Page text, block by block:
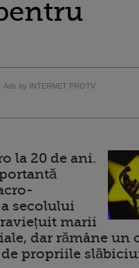
Ads by INTERNET PROTV
la 20 de ani.
secolului
marii
dar rămâne un
propriile